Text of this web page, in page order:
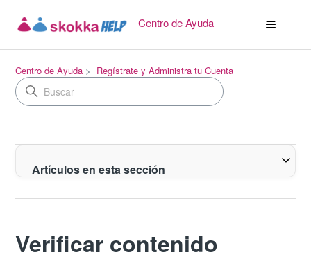
Centro de Ayuda
Centro de Ayuda Regístrate y Administra tu Cuenta
Artículos en esta sección
Verificar contenido